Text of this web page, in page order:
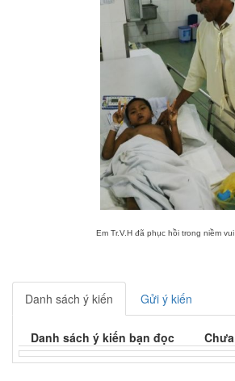
Em Tr.V.H đã phục hồi trong niềm